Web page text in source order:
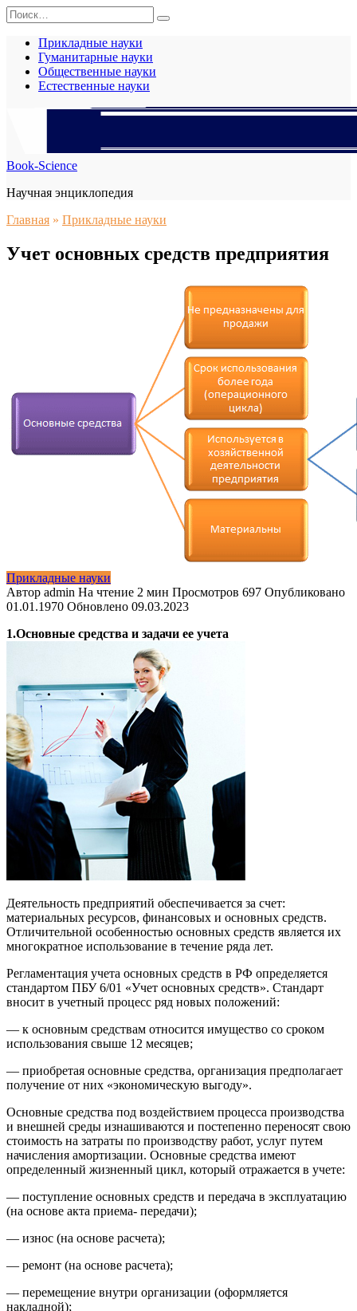
Перейти
к
содержанию
Search
for:
Прикладные науки
Гуманитарные науки
Общественные науки
Естественные науки
Book-Science
Научная энциклопедия
Главная » Прикладные науки
Учет основных средств предприятия
Прикладные науки
Автор admin На чтение 2 мин Просмотров 697 Опубликовано
01.01.1970 Обновлено 09.03.2023
1.Основные средства и задачи ее учета
Деятельность предприятий обеспечивается за счет:
материальных ресурсов, финансовых и основных средств.
Отличительной особенностью основных средств является их
многократное использование в течение ряда лет.
Регламентация учета основных средств в РФ определяется
стандартом ПБУ 6/01 «Учет основных средств». Стандарт
вносит в учетный процесс ряд новых положений:
— к основным средствам относится имущество со сроком
использования свыше 12 месяцев;
— приобретая основные средства, организация предполагает
получение от них «экономическую выгоду».
Основные средства под воздействием процесса производства
и внешней среды изнашиваются и постепенно переносят свою
стоимость на затраты по производству работ, услуг путем
начисления амортизации. Основные средства имеют
определенный жизненный цикл, который отражается в учете:
— поступление основных средств и передача в эксплуатацию
(на основе акта приема- передачи);
— износ (на основе расчета);
— ремонт (на основе расчета);
— перемещение внутри организации (оформляется
накладной);